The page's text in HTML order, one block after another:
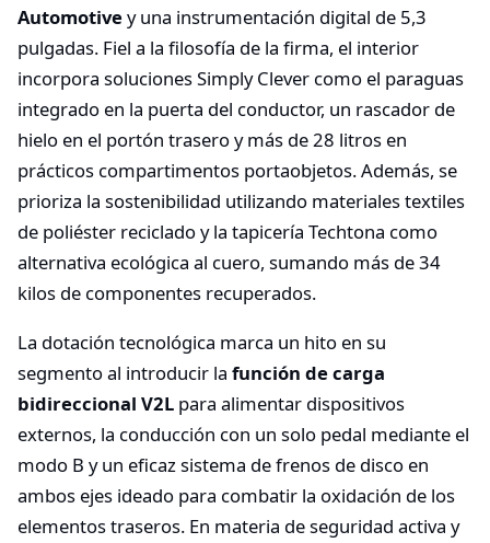
Automotivey una instrumentación digital de 5,3
pulgadas. Fiel a la filosofía de la firma, el interior
incorpora soluciones Simply Clever como el paraguas
integrado en la puerta del conductor, un rascador de
hielo en el portón trasero y más de 28 litros en
prácticos compartimentos portaobjetos. Además, se
prioriza la sostenibilidad utilizando materiales textiles
de poliéster reciclado y la tapicería Techtona como
alternativa ecológica al cuero, sumando más de 34
kilos de componentes recuperados.
La dotación tecnológica marca un hito en su
segmento al introducir la función de carga
bidireccional V2L para alimentar dispositivos
externos, la conducción con un solo pedal mediante el
modo B y un eficaz sistema de frenos de disco en
ambos ejes ideado para combatir la oxidación de los
elementos traseros. En materia de seguridad activa y